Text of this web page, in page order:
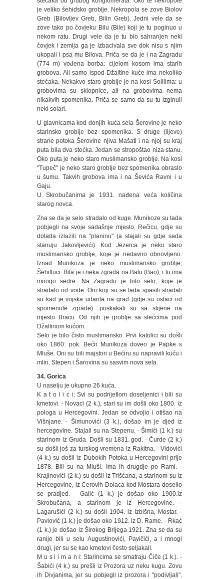
je veliko šehidsko groblje. Nekropola se zove Biolov
Greb (Bilovljev Greb, Bilin Greb). Jedni vele da se
zove tako po čovjeku Bilu (Bile) koji je tu poginuo u
nekom ratu. Drugi vele da je tu bio sahranjen neki
čovjek i zemlja ga je izbacivala sve dok nisu s njim
ukopali i psa mu Bilova. Priča se da je i na Zagradu
(774 m) vođena borba: cijelom kosom ima starih
grobova. Ali samo ispod Džaltine kuće ima nekoliko
stećaka. Nekakvo staro groblje je na kosi Solilima: u
grobovima su sklopnice, ali na grobovima nema
nikakvih spomenika. Priča se samo da su tu izginuli
neki solari.
U glavnicama kod donjih kuća sela Šerovine je neko
starinsko groblje bez spomenika. S druge (lijeve)
strane potoka Šerovine njiva Mašati i na njoj su kraj
puta bila dva stećka. Jedan se stropoštao niza stanu.
Oko puta je neko staro muslimansko groblje. Na kosi
"Tupeč" je neko staro groblje bez spomenika obraslo
u šumu. Takvih grobova ima i na Ševića Ravni i u
Gaju.
U Skrobučanima je 1931. nađena veća količina
starog novca.
Zna se da je selo stradalo od kuge. Munikoze su tada
pobjegli na svoje sadašnje mjesto, Rečicu, gdje su
dotada izlazili na "planinu" (a stajali su gdje sada
stanuju Jakovljevići). Kod Jezerca je neko staro
muslimansko groblje, koje je nedavno obnovljeno.
Iznad Munikoza je neko muslimansko groblje,
Šehitluci. Bila je i neka zgrada na Balu (Bao), i tu ima
mnogo sedre. Na Zagradu je bilo selo, koje je
stradalo od vode. Oni koji su se tada spasili stradali
su kad je vojska udarila na grad (gdje su ostaci od
spomenute zgrade): poskakali su sa stijene na
mjestu Bracu. Od njih je groblje sa stećcima pod
Džaltinom kućom.
Selo je bilo čisto muslimansko. Prvi katolici su došli
oko 1860: pok. Bećir Munikoza doveo je Papke s
Mluše. Oni su bili majstori u Bećiru su napravili kuću i
mlin. Stepen i Šarovina su sasvim nova sela.
34. Gorica
U naselju je ukupno 26 kuća.
K a t o l i c i: Svi su podrijetlom doseljenici i bili su
kmetovi. - Novaci (2 k.), stari su im došli oko 1800. iz
pologa u Hercegovini. Jedan se odvojio i otišao na
Višnjane. - Šimunovići (3 k.), došao im je djed iz
hercegovine. Stajali su na Stepenu. - Šimići (1 k.) su
starinom iz Gruda. Došli su 1831. god. - Čurde (2 k.)
su došli još za turskog vremena iz Rakitna. - Vidovići
(4 k.) su došli iz Dubokih Potoka u Hercegovini prije
1878. Bili su na Mluši. Ima ih drugdje po Rami. -
Krajinovići (2 k.) su došli iz Trišćana, a starinom su iz
Hercegovine, iz Cerovih Dolaca kod Mostara doselio
se pradjed. - Galić (1 k.) je došao oko 1900.iz
Skrobučana, a starinom je iz Hercegovine. -
Lagarušići (2 k.) su došli 1904. iz Izbišna, Mostar. -
Pavlović (1 k.) je došao oko 1912. iz D. Rame. - Rkać
(1 k.) je došao iz Širokog Brijega 1921. Zna se da su
ranije bili u selu Augustinovići, Pavičići, a i mnogi
drugi, jer su se kao kmetovi često seljakali.
M u s l i m a n i: Starincima se smatraju Čiče (1 k.). -
Šabići (4 k.) su prešli iz Prozora uz neku kugu. Zovu
ih Divjanima, jer su pobjegli iz prozora i "podivljali".